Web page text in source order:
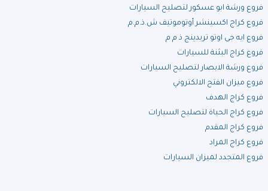
فروع ورشة ابو عسكور لتصليح السيارات
فروع كراج اكسينشر أوتوموتيف ش.ذ.م.م
فروع ايه جى اوتو تريدينج ذ م م
فروع كراج البثنة للسيارات
فروع ورشة الابصار لتصليح السيارات
فروع ميزان الفتح الالكتروني
فروع كراج الهدف
فروع كراج الحياة لتصليح السيارات
فروع كراج المقدم
فروع كراج المراد
فروع المتجدد لميزان السيارات